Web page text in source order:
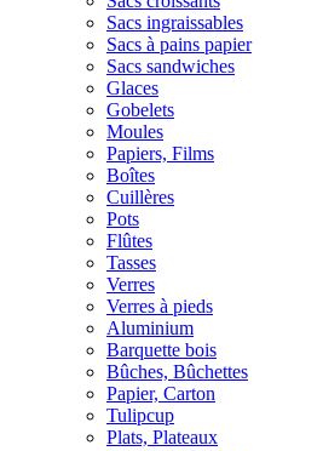
Sacs ingraissables
Sacs à pains papier
Sacs sandwiches
Glaces
Gobelets
Moules
Papiers, Films
Boîtes
Cuillères
Pots
Flûtes
Tasses
Verres
Verres à pieds
Aluminium
Barquette bois
Bûches, Bûchettes
Papier, Carton
Tulipcup
Plats, Plateaux